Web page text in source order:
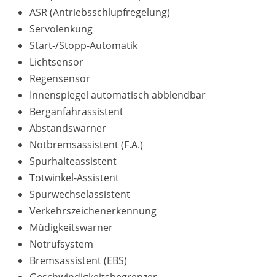
ASR (Antriebsschlupfregelung)
Servolenkung
Start-/Stopp-Automatik
Lichtsensor
Regensensor
Innenspiegel automatisch abblendbar
Berganfahrassistent
Abstandswarner
Notbremsassistent (F.A.)
Spurhalteassistent
Totwinkel-Assistent
Spurwechselassistent
Verkehrszeichenerkennung
Müdigkeitswarner
Notrufsystem
Bremsassistent (EBS)